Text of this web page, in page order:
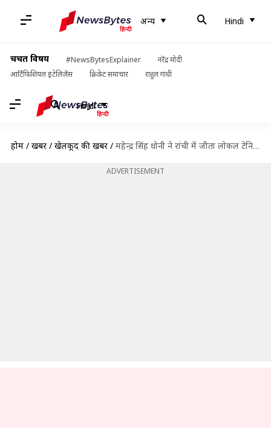
अन्य Hindi
चर्चित विषय #NewsBytesExplainer
नरेंद्र मोदी
आर्टिफिशियल इंटेलिजेंस
क्रिकेट समाचार राहुल गांधी
Hindi
होम / खबरें / खेलकूद की खबरें / महेन्द्र सिंह धोनी ने रांची में जीता लोकल टेनिस टूर्नामेंट
ADVERTISEMENT